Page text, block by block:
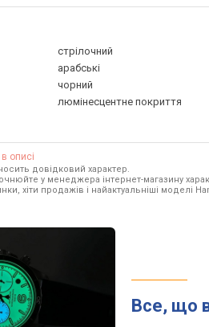
стрілочний
арабські
чорний
люмінесцентне покриття
описі
довідковий характер.
у менеджера інтернет-магазину
хіти продажів і найактуальніші моделі
Все, що